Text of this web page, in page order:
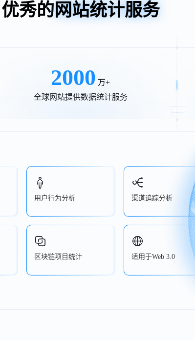
优秀的 网站统计服务
2000 万+
全球网站提供数据统计服务
用户行为分析 渠道追踪分析
区块链项目统计 适用于Web 3.0